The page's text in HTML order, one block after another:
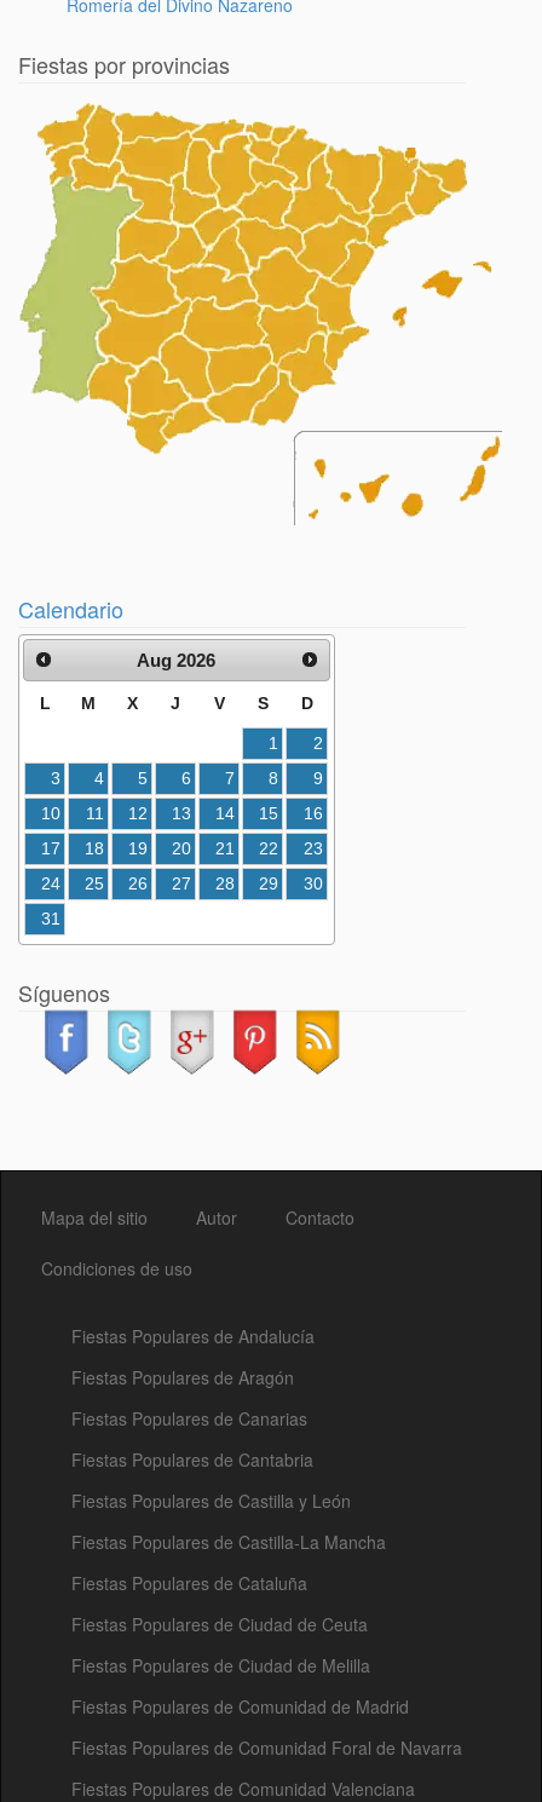
Romería del Divino Nazareno
Fiestas por provincias
Calendario
Aug 2026
L M X J V S D
1
2
3
4 5 6 7 8
9
10
11 12 13 14 15
16
17
18 19 20 21 22
23
24
25 26 27 28 29
30
31
Síguenos
Mapa del sitio Autor Contacto
Condiciones de uso
Fiestas Populares de Andalucía
Fiestas Populares de Aragón
Fiestas Populares de Canarias
Fiestas Populares de Cantabria
Fiestas Populares de Castilla y León
Fiestas Populares de Castilla-La Mancha
Fiestas Populares de Cataluña
Fiestas Populares de Ciudad de Ceuta
Fiestas Populares de Ciudad de Melilla
Fiestas Populares de Comunidad de Madrid
Fiestas Populares de Comunidad Foral de Navarra
Fiestas Populares de Comunidad Valenciana